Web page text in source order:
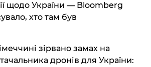
щодо України — Bloomberg
хто там був
зірвано замах на
дронів для України: